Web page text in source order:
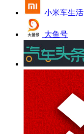
小米车生活
大鱼号